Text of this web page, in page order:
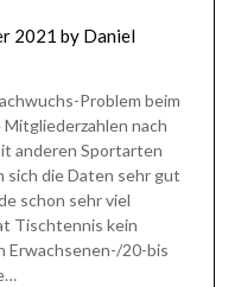
2021 by Daniel
Problem beim
nach
anderen Sportarten
sich die Daten sehr gut
schon sehr viel
Tischtennis kein
Erwachsenen-/20-bis